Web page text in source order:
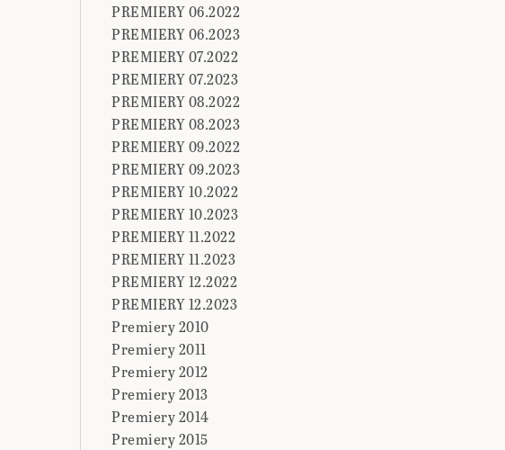
PREMIERY 06.2022
PREMIERY 06.2023
PREMIERY 07.2022
PREMIERY 07.2023
PREMIERY 08.2022
PREMIERY 08.2023
PREMIERY 09.2022
PREMIERY 09.2023
PREMIERY 10.2022
PREMIERY 10.2023
PREMIERY 11.2022
PREMIERY 11.2023
PREMIERY 12.2022
PREMIERY 12.2023
Premiery 2010
Premiery 2011
Premiery 2012
Premiery 2013
Premiery 2014
Premiery 2015